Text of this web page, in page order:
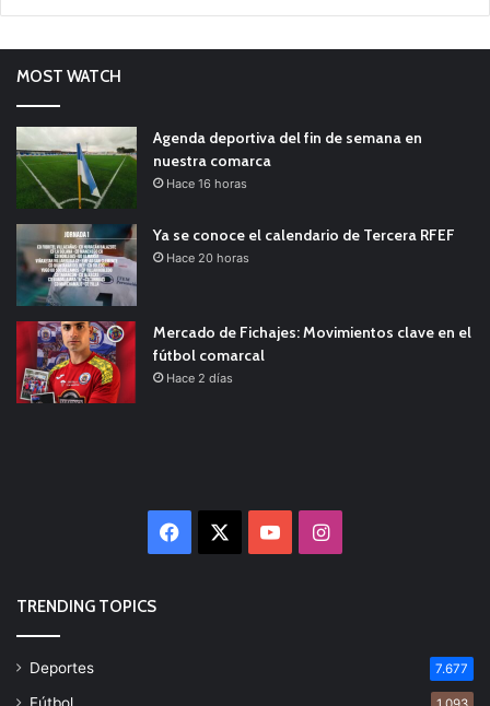
MOST WATCH
Agenda deportiva del fin de semana en
nuestra comarca
Hace 16 horas
Ya se conoce el calendario de Tercera RFEF
Hace 20 horas
Mercado de Fichajes: Movimientos clave en el
fútbol comarcal
Hace 2 días
Facebook YouTubeInstagram
TRENDING TOPICS
Deportes 7.677
Fútbol